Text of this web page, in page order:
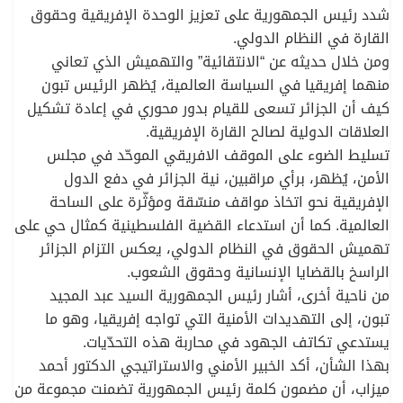
شدد رئيس الجمهورية على تعزيز الوحدة الإفريقية وحقوق
القارة في النظام الدولي.
ومن خلال حديثه عن “الانتقائية” والتهميش الذي تعاني
منهما إفريقيا في السياسة العالمية، يُظهر الرئيس تبون
كيف أن الجزائر تسعى للقيام بدور محوري في إعادة تشكيل
العلاقات الدولية لصالح القارة الإفريقية.
تسليط الضوء على الموقف الافريقي الموحّد في مجلس
الأمن، يُظهر، برأي مراقبين، نية الجزائر في دفع الدول
الإفريقية نحو اتخاذ مواقف منسّقة ومؤثّرة على الساحة
العالمية. كما أن استدعاء القضية الفلسطينية كمثال حي على
تهميش الحقوق في النظام الدولي، يعكس التزام الجزائر
الراسخ بالقضايا الإنسانية وحقوق الشعوب.
من ناحية أخرى، أشار رئيس الجمهورية السيد عبد المجيد
تبون، إلى التهديدات الأمنية التي تواجه إفريقيا، وهو ما
يستدعي تكاتف الجهود في محاربة هذه التحدّيات.
بهذا الشأن، أكد الخبير الأمني والاستراتيجي الدكتور أحمد
ميزاب، أن مضمون كلمة رئيس الجمهورية تضمنت مجموعة من